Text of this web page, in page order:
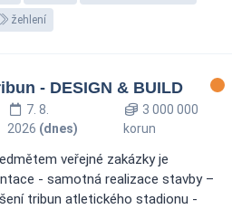
žehlení
- DESIGN & BUILD
7. 8.
2026 (dnes)
3 000 000
korun
veřejné zakázky je
- samotná realizace stavby –
tribun atletického stadionu -